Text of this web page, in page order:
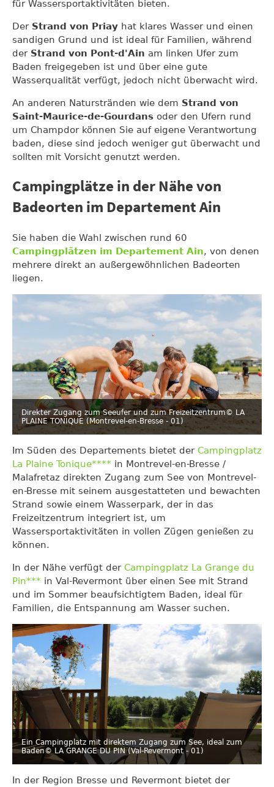
für Wassersportaktivitäten bieten.
Der Strand von Priay hat klares Wasser und einen
sandigen Grund und ist ideal für Familien, während
der Strand von Pont-d'Ain am linken Ufer zum
Baden freigegeben ist und über eine gute
Wasserqualität verfügt, jedoch nicht überwacht wird.
An anderen Naturstränden wie dem Strand von
Saint-Maurice-de-Gourdans oder den Ufern rund
um Champdor können Sie auf eigene Verantwortung
baden, diese sind jedoch weniger gut überwacht und
sollten mit Vorsicht genutzt werden.
Campingplätze in der Nähe von
Badeorten im Departement Ain
Sie haben die Wahl zwischen rund 60
Campingplätzen im Departement Ain, von denen
mehrere direkt an außergewöhnlichen Badeorten
liegen.
Direkter Zugang zum Seeufer und zum Freizeitzentrum© LA
PLAINE TONIQUE (Montrevel-en-Bresse - 01)
Im Süden des Departements bietet derCampingplatz
La Plaine Tonique**** in Montrevel-en-Bresse /
Malafretaz direkten Zugang zum See von Montrevel-
en-Bresse mit seinem ausgestatteten und bewachten
Strand sowie einem Wasserpark, der in das
Freizeitzentrum integriert ist, um
Wassersportaktivitäten in vollen Zügen genießen zu
können.
In der Nähe verfügt derCampingplatz La Grange du
Pin*** in Val-Revermont über einen See mit Strand
und im Sommer beaufsichtigtem Baden, ideal für
Familien, die Entspannung am Wasser suchen.
Ein Campingplatz mit direktem Zugang zum See, ideal zum
Baden© LA GRANGE DU PIN (Val-Revermont - 01)
In der Region Bresse und Revermont bietet der